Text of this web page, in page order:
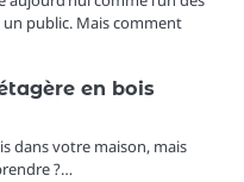
public. Mais comment
en bois
dans votre maison, mais
?…